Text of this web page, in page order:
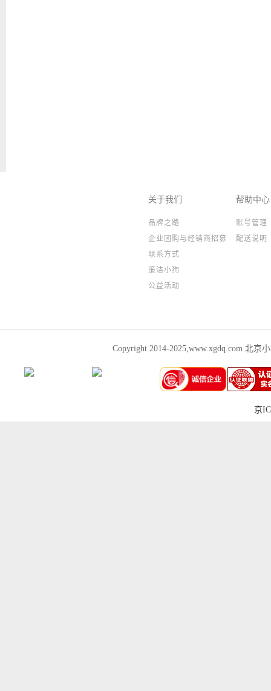
关于我们
品牌之路
企业团购与经销商招募
联系方式
廉洁小狗
公益活动
帮助中心
账号管理
配送说明
Copyright 2014-2025,www.xgdq.com 北京
京